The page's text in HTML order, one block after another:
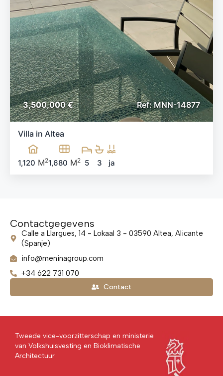
3,500,000 € Ref: MNN-14877
Villa in Altea
1,120 M21,680 M2 5 3 ja
Contactgegevens
Calle a Llargues, 14 - Lokaal 3 - 03590 Altea, Alicante
(Spanje)
info@meninagroup.com
+34 622 731 070
Contact
Tweede vice-voorzitterschap en ministerie
van Volkshuisvesting en Bioklimatische
Architectuur